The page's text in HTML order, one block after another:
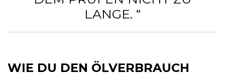
LANGE. “
WIE DU DEN ÖLVERBRAUCH